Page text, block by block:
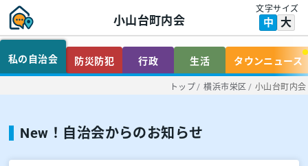
小山台町内会
文字サイズ
中 大
私の自治会 防災防犯 行政 生活 タウンニュース
トップ / 横浜市栄区 / 小山台町内会
New！自治会からのお知らせ